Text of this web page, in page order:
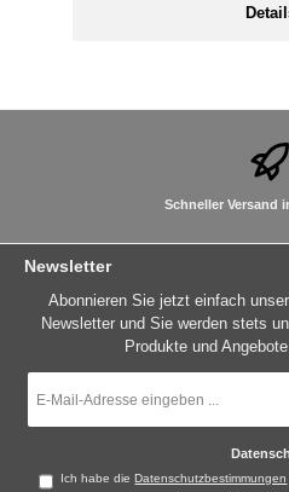
Schneller Versand
Newsletter
Abonnieren Sie jetzt einfach
Newsletter und Sie werden stets
Produkte und
Mail-
Ich habe dieDatenschutzbestimmungen